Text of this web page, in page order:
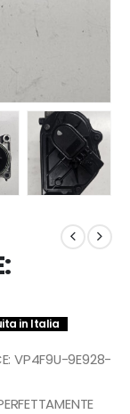
in Italia
VP4F9U-9E928-